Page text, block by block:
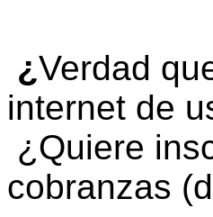
¿Verdad
internet de
¿Quiere
cobranzas